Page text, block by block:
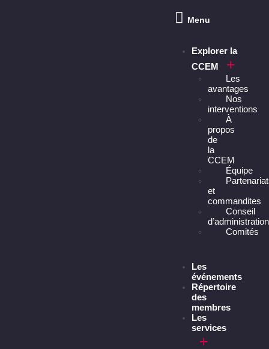
Menu
Explorer la
CCEM
Les
avantages
Nos
interventions
À
propos
de
la
CCEM
Équipe
et
commandites
Conseil
d’administration
Comités
Les
événements
Répertoire
des
membres
Les
services